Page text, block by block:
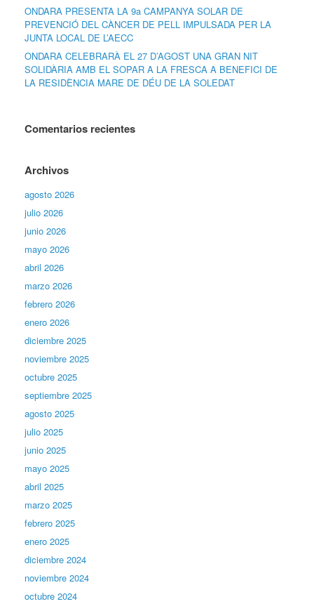
ONDARA PRESENTA LA 9a CAMPANYA SOLAR DE
PREVENCIÓ DEL CÀNCER DE PELL IMPULSADA PER LA
JUNTA LOCAL DE L’AECC
ONDARA CELEBRARÀ EL 27 D’AGOST UNA GRAN NIT
SOLIDÀRIA AMB EL SOPAR A LA FRESCA A BENEFICI DE
LA RESIDÈNCIA MARE DE DÉU DE LA SOLEDAT
Comentarios recientes
Archivos
agosto 2026
julio 2026
junio 2026
mayo 2026
abril 2026
marzo 2026
febrero 2026
enero 2026
diciembre 2025
noviembre 2025
octubre 2025
septiembre 2025
agosto 2025
julio 2025
junio 2025
mayo 2025
abril 2025
marzo 2025
febrero 2025
enero 2025
diciembre 2024
noviembre 2024
octubre 2024